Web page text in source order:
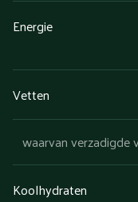
Energie
Vetten
waarvan verzadigde
Koolhydraten